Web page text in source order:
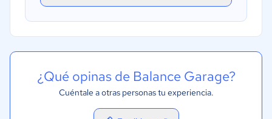
¿Qué opinas de Balance Garage?
Cuéntale a otras personas tu experiencia.